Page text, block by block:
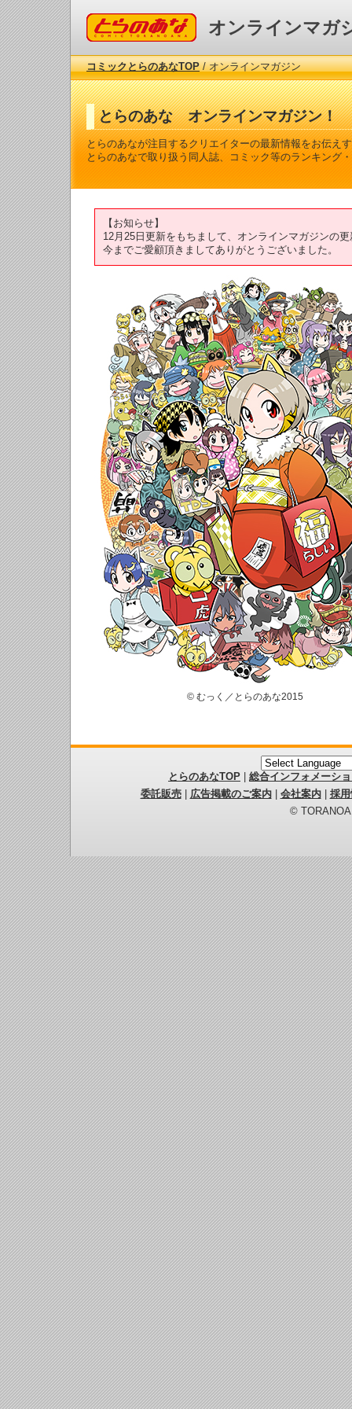
コミックとらのあな オンラインマガ
コミックとらのあなTOP/ オンラインマガジン
とらのあな オンラインマガジン！
とらのあなが注目するクリエイターの最新情報をお伝え
とらのあなで取り扱う同人誌、コミック等のランキング
【お知らせ】
12月25日更新をもちまして、オンラインマガジンの
今までご愛顧頂きましてありがとうございました。
© むっく／とらのあな2015
とらのあなTOP
総合インフォメーシ
委託販売| 広告掲載のご案内| 会社案内| 採
©